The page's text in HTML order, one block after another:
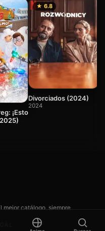
¡Esto
★ 6.8
Divorciados (2024)
2024
mejor catálogo, siempre